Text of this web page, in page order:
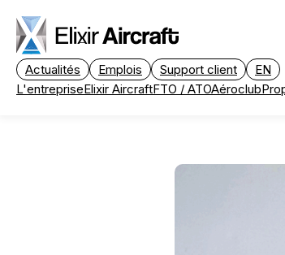
Passer au contenu principal
Actualités Emplois Support client
EN
L'entrepriseElixir AircraftFTO / ATOAéroclub